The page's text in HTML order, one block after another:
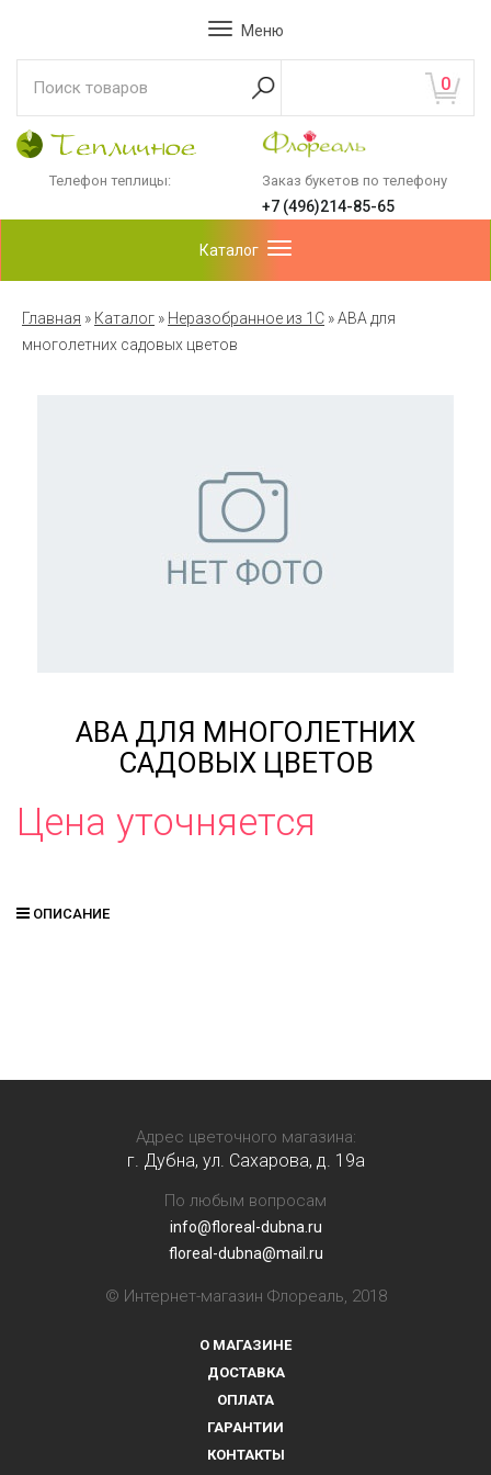
Меню
0
Телефон теплицы: Заказ букетов по телефону
+7 (496)214-85-65
Каталог
Главная » Каталог » Неразобранное из 1С »АВА для
многолетних садовых цветов
АВА ДЛЯ МНОГОЛЕТНИХ
САДОВЫХ ЦВЕТОВ
Цена уточняется
ОПИСАНИЕ
Адрес цветочного магазина:
г. Дубна, ул. Сахарова, д. 19a
По любым вопросам
info@floreal-dubna.ru
floreal-dubna@mail.ru
© Интернет-магазин Флореаль, 2018
О МАГАЗИНЕ
ДОСТАВКА
ОПЛАТА
ГАРАНТИИ
КОНТАКТЫ